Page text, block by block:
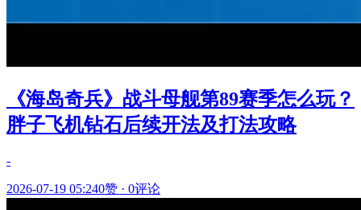
《海岛奇兵》战斗母舰第89赛季怎么玩？
胖子飞机钻石后续开法及打法攻略
-
2026-07-19 05:240赞 · 0评论